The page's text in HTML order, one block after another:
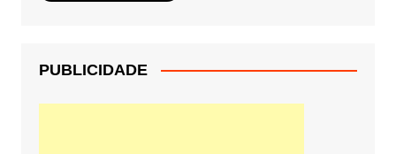
PUBLICIDADE